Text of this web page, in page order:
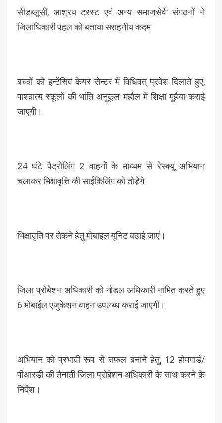
सीडब्लूसी, आश्रय ट्रस्ट एवं अन्य समाजसेवी संगठनों ने
जिलाधिकारी पहल को बताया सराहनीय कदम
बच्चों को इन्टेंसिव केयर सेन्टर में विधिवत् प्रवेश दिलाते हुए,
पाश्चात्य स्कूलों की भांति अनुकूल महौल में शिक्षा मुहैया कराई
जाएगी।
24 घंटे पैट्रोलिंग 2 वाहनों के माध्यम से रेस्क्यू अभियान
चलाकर भिक्षावृत्ति की साईकिलिंग को तोडे़गे
भिक्षावृति पर रोकने हेतु मोबाइल यूनिट बढाई जाएं।
जिला प्रोबेशन अधिकारी को नोडल अधिकारी नामित करते हुए
6 मोबाईल एजुकेशन वाहन उपलब्ध कराई जाएगी।
अभियान को प्रभावी रूप से सफल बनाने हेतु, 12 होमगार्ड/
पीआरडी की तैनाती जिला प्रोबेशन अधिकारी के साथ करने के
निर्देश।